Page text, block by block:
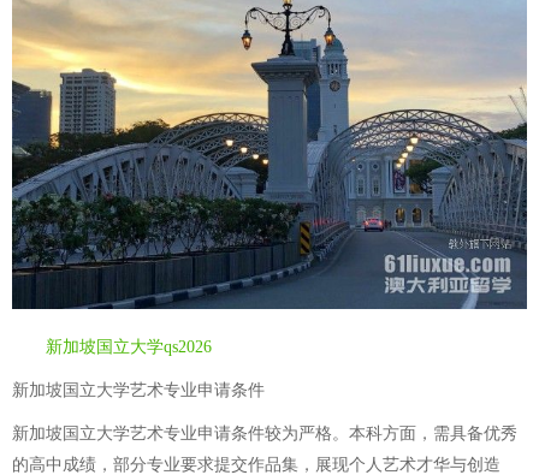
新加坡国立大学qs2026
新加坡国立大学艺术专业申请条件
新加坡国立大学艺术专业申请条件较为严格。本科方面，需具备优秀
的高中成绩，部分专业要求提交作品集，展现个人艺术才华与创造